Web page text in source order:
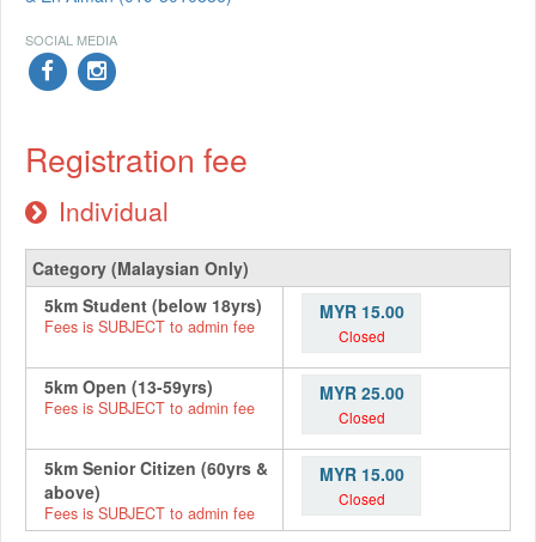
SOCIAL MEDIA
Registration fee
Individual
Category (Malaysian Only)
5km Student (below 18yrs)
Fees is SUBJECT to admin fee
MYR 15.00
Closed
5km Open (13-59yrs)
Fees is SUBJECT to admin fee
MYR 25.00
Closed
5km Senior Citizen (60yrs &
above)
Fees is SUBJECT to admin fee
MYR 15.00
Closed